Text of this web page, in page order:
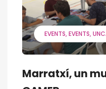
EVENTS EVENTS
Marratxí, un